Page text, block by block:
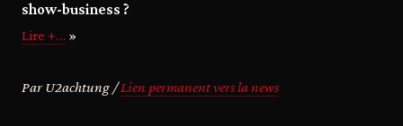
show-business ?
Lire +… »
Par U2achtung /Lien permanent vers la news